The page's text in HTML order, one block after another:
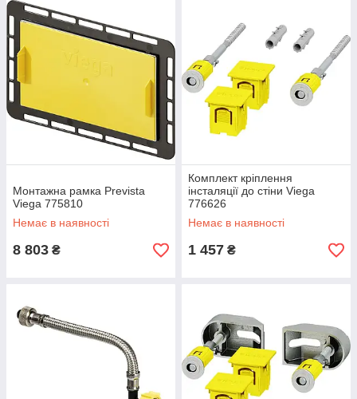
Монтажна рамка Prevista
Viega 775810
Немає в наявності
8 803 ₴
Комплект кріплення
інсталяції до стіни Viega
776626
Немає в наявності
1 457 ₴